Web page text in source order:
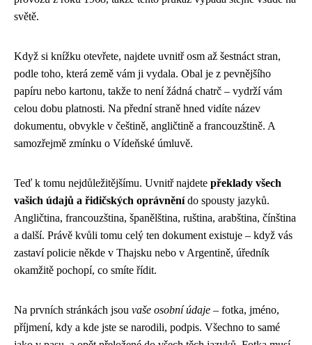
světě.
Když si knížku otevřete, najdete uvnitř osm až šestnáct stran,
podle toho, která země vám ji vydala. Obal je z pevnějšího
papíru nebo kartonu, takže to není žádná chatrč – vydrží vám
celou dobu platnosti. Na přední straně hned vidíte název
dokumentu, obvykle v češtině, angličtině a francouzštině. A
samozřejmě zmínku o Vídeňské úmluvě.
Teď k tomu nejdůležitějšímu. Uvnitř najdete překlady všech
vašich údajů a řidičských oprávněnído spousty jazyků.
Angličtina, francouzština, španělština, ruština, arabština, čínština
a další. Právě kvůli tomu celý ten dokument existuje – když vás
zastaví policie někde v Thajsku nebo v Argentině, úředník
okamžitě pochopí, co smíte řídit.
Na prvních stránkách jsou vaše osobní údaje – fotka, jméno,
příjmení, kdy a kde jste se narodili, podpis. Všechno to samé